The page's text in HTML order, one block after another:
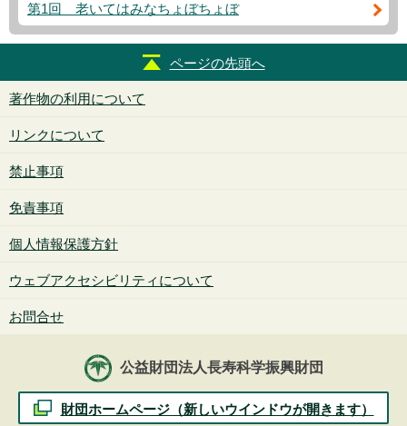
第1回 老いてはみなちょぼちょぼ
ページの先頭へ
著作物の利用について
リンクについて
禁止事項
免責事項
個人情報保護方針
ウェブアクセシビリティについて
お問合せ
公益財団法人長寿科学振興財団
財団ホームページ（新しいウインドウが開きます）